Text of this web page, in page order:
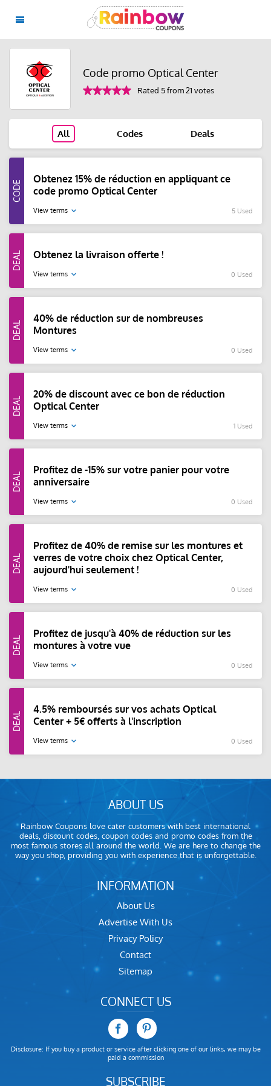
Code promo Optical Center
Rated 5 from 21 votes
All Codes Deals
Obtenez 15% de réduction en appliquant ce
code promo Optical Center
View terms 5 Used
Obtenez la livraison offerte !
View terms 0 Used
40% de réduction sur de nombreuses
Montures
View terms 0 Used
20% de discount avec ce bon de réduction
Optical Center
View terms 1 Used
Profitez de -15% sur votre panier pour votre
anniversaire
View terms 0 Used
Profitez de 40% de remise sur les montures et
verres de votre choix chez Optical Center,
aujourd'hui seulement !
View terms 0 Used
Profitez de jusqu'à 40% de réduction sur les
montures à votre vue
View terms 0 Used
4.5% remboursés sur vos achats Optical
Center + 5€ offerts à l'inscription
View terms 0 Used
ABOUT US
Rainbow Coupons love cater customers with best international
deals, discount codes, coupon codes and promo codes from the
most famous stores all around the world. We are here to change the
way you shop, providing you with experience that is unforgettable.
INFORMATION
About Us
Advertise With Us
Privacy Policy
Contact
Sitemap
CONNECT US
Disclosure: If you buy a product or service after clicking one of our links, we may be
paid a commission
SUBSCRIBE